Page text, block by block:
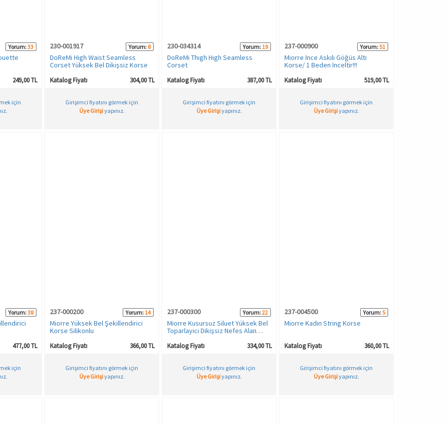
Yorum:33
249,00 TL
için
230-001917 Yorum: 8
DoReMi High Waist Seamless
Corset Yüksek Bel Dikişsiz Korse
Katalog Fiyatı 304,00 TL
Girişimci fiyatını görmek için
Üye Girişiyapınız.
230-034314 Yorum: 19
DoReMi Thıgh Hıgh Seamless
Corset
Katalog Fiyatı 387,00 TL
Girişimci fiyatını görmek için
Üye Girişiyapınız.
237-000900 Yorum:51
Miorre İnce Askılı Göğüs Altı
Korse/ 1 Beden İnceltir!!!
Katalog Fiyatı 519,00 TL
Girişimci fiyatını görmek için
Üye Girişiyapınız.
Yorum:38
477,00 TL
için
237-000200 Yorum: 14
Miorre Yüksek Bel Şekillendirici
Korse Silikonlu
Katalog Fiyatı 366,00 TL
Girişimci fiyatını görmek için
Üye Girişiyapınız.
237-000300 Yorum:22
Miorre Kusursuz Siluet Yüksek Bel
Toparlayıcı Dikişsiz Nefes Alan
Katalog Fiyatı 334,00 TL
Girişimci fiyatını görmek için
Üye Girişiyapınız.
237-004500 Yorum:5
Miorre Kadın String Korse
Katalog Fiyatı 360,00 TL
Girişimci fiyatını görmek için
Üye Girişiyapınız.